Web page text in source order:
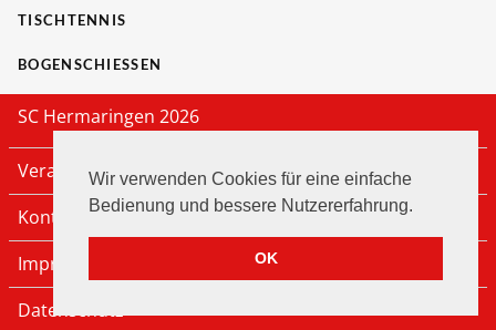
Wir verwenden Cookies für eine einfache
Bedienung und bessere Nutzererfahrung.
OK
TISCHTENNIS
BOGENSCHIESSEN
SC Hermaringen 2026
Veranstaltungen
Kontakt
Impressum
Datenschutz